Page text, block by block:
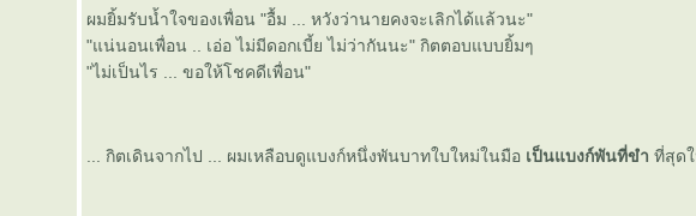
ผมยิ้มรับน้ำใจของเพื่อน "อื้ม ... หวังว่านายคงจะเลิกได้แล้วนะ"
"แน่นอนเพื่อน .. เอ่อ ไม่มีดอกเบี้ย ไม่ว่ากันนะ" กิตตอบแบบยิ้มๆ
"ไม่เป็นไร ... ขอให้โชคดีเพื่อน"
... กิตเดินจากไป ... ผมเหลือบดูแบงก์หนึ่งพันบาทใบใหม่ในมือ เป็นแบงก์พันที่ขำ ที่สุด